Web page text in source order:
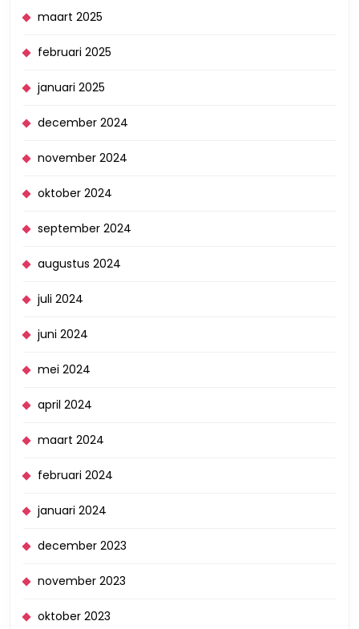
maart 2025
februari 2025
januari 2025
december 2024
november 2024
oktober 2024
september 2024
augustus 2024
juli 2024
juni 2024
mei 2024
april 2024
maart 2024
februari 2024
januari 2024
december 2023
november 2023
oktober 2023